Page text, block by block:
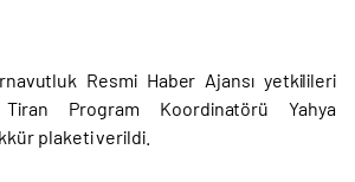
Resmi Haber Ajansı yetkilileri
Program Koordinatörü Yahya
plaketi verildi.